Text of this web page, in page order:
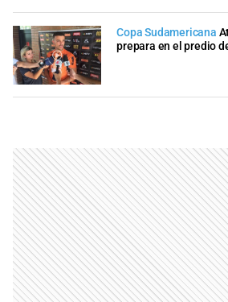
Copa Sudamericana
prepara en el predio